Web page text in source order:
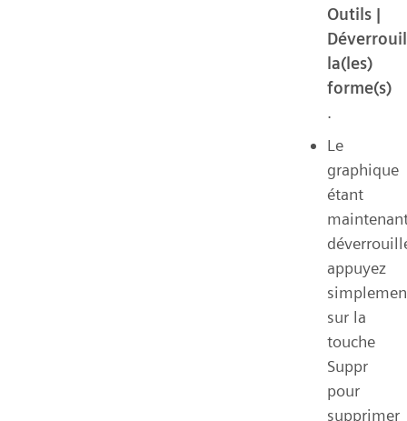
Outils |
la(les)
forme(s)
.
Le
graphique
étant
appuyez
sur la
touche
Suppr
pour
supprimer